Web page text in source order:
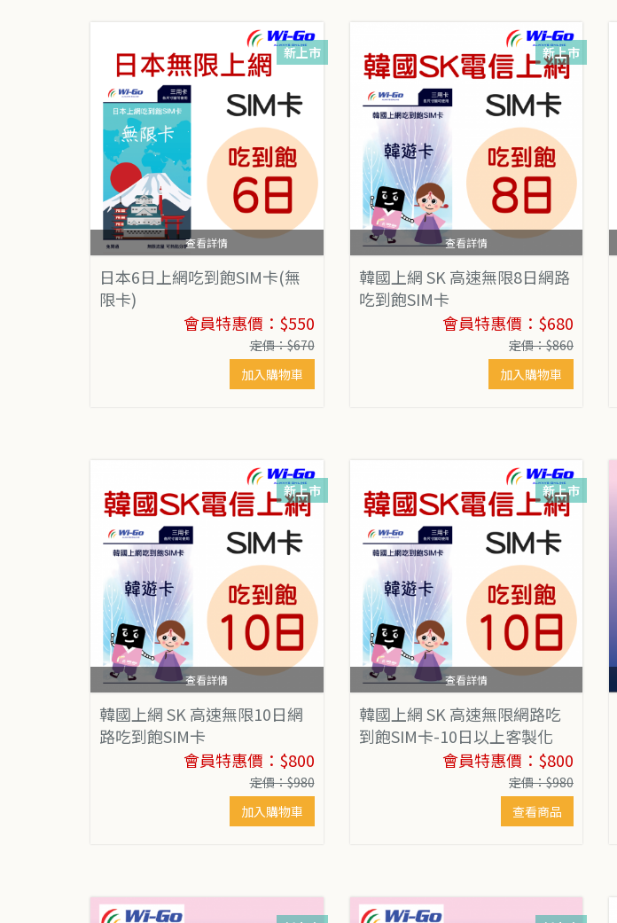
查看詳情
新上市
日本6日上網吃到飽SIM卡(無
限卡)
會員特惠價：$550
定價：$670
加入購物車
查看詳情
新上市
韓國上網 SK 高速無限8日網路
吃到飽SIM卡
會員特惠價：$680
定價：$860
加入購物車
查看詳情
新上市
韓國上網 SK 高速無限10日網
路吃到飽SIM卡
會員特惠價：$800
定價：$980
加入購物車
查看詳情
新上市
韓國上網 SK 高速無限網路吃
到飽SIM卡-10日以上客製化
會員特惠價：$800
定價：$980
查看商品